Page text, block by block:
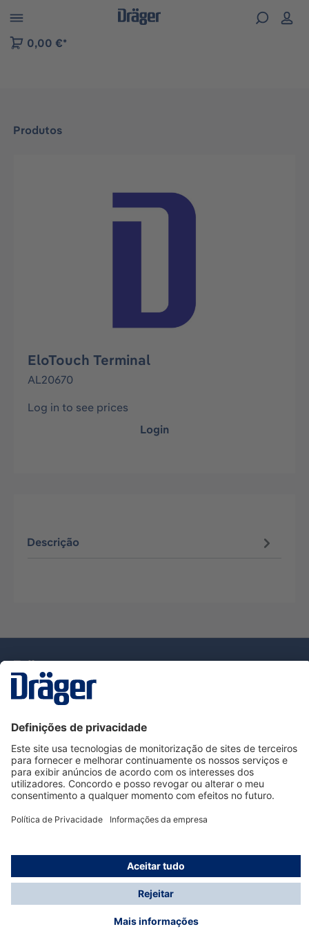
to B2B platform navigation
0,00 €*
Produtos
Ignorar galeria de imagens
EloTouch Terminal
AL20670
Log in to see prices
Login
Descrição
Serviço de Apoio ao Cliente Dräger
Utilização da loja
Informações
© Dräger Portugal, Lda, 2024
* Todos os preços excl. IVA mais
possíveis taxas de entrega, se não for indicado o